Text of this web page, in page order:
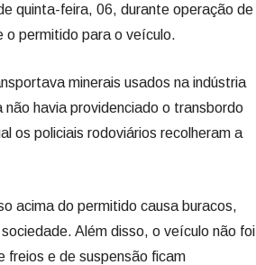
quinta-feira, 06, durante operação de
permitido para o veículo.
minerais usados na indústria
havia providenciado o transbordo
os policiais rodoviários recolheram a
acima do permitido causa buracos,
Além disso, o veículo não foi
freios e de suspensão ficam